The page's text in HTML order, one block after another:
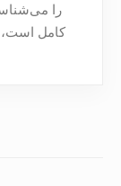
را
کامل است،